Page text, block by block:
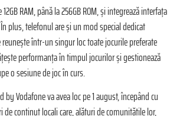
12GB RAM, până la 256GB ROM, și integrează interfața
În plus, telefonul are și un mod special dedicat
reunește într-un singur loc toate jocurile preferate
performanța în timpul jocurilor și gestionează
o sesiune de joc în curs.
Vodafone va avea loc pe 1 august, începând cu
de conținut locali care, alături de comunitățile lor,